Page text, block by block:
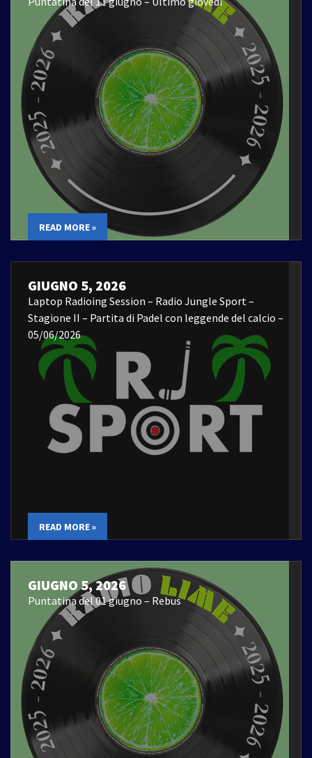
READ MORE »
GIUGNO 5, 2026
Laptop Radioing Session – Radio Jungle Sport –
Stagione II – Partita di Padel con leggende del calcio –
05/06/2026
READ MORE »
GIUGNO 5, 2026
Puntatina del 01 giugno – Rebus